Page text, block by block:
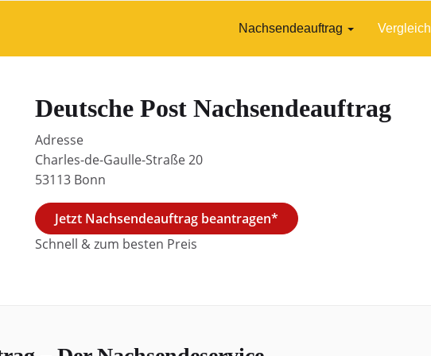
Nachsendeauftrag Vergleich
Deutsche Post Nachsendeauftrag
Adresse
Charles-de-Gaulle-Straße 20
53113 Bonn
Jetzt Nachsendeauftrag beantragen*
Schnell & zum besten Preis